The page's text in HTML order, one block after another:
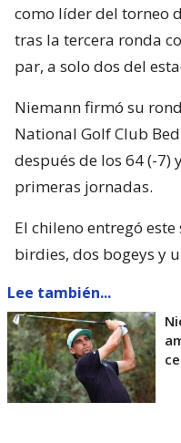
como líder del torneo
tras la tercera ronda
par, a solo dos del
Niemann firmó su
National Golf Club
después de los 64 (-7)
primeras jornadas.
El chileno entregó
birdies, dos bogeys y
Lee también...